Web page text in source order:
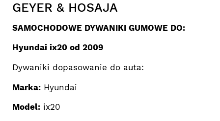
GEYER & HOSAJA
SAMOCHODOWE DYWANIKI GUMOWE DO:
Hyundai ix20 od 2009
Dywaniki dopasowanie do auta:
Marka: Hyundai
Model: ix20